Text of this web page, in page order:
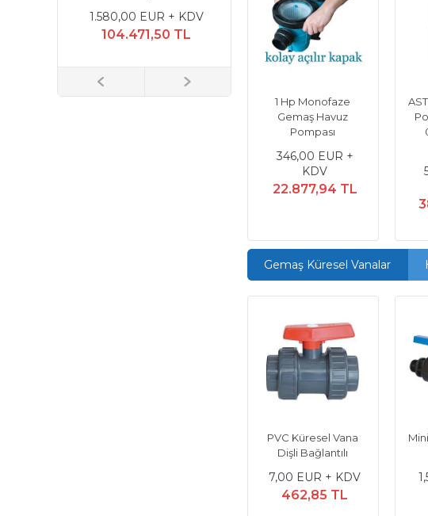
1.580,00 EUR + KDV
104.471,50 TL
Kumandalı
2.357,00 EUR + KDV
155.847,67 TL
1 Hp Monofaze
Gemaş Havuz
Pompası
346,00 EUR +
KDV
22.877,94 TL
Gemaş Küresel Vanalar
PVC Küresel Vana
Dişli Bağlantılı
7,00 EUR + KDV
462,85 TL